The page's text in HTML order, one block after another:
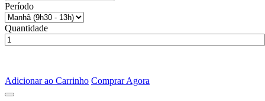
Período
Quantidade
Adicionar ao Carrinho Comprar Agora